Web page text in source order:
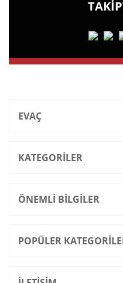
EVAÇ
KATEGORİLER
ÖNEMLİ BİLGİLER
POPÜLER